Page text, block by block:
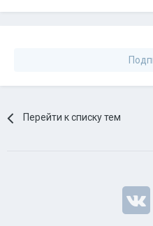
Перейти к списку тем